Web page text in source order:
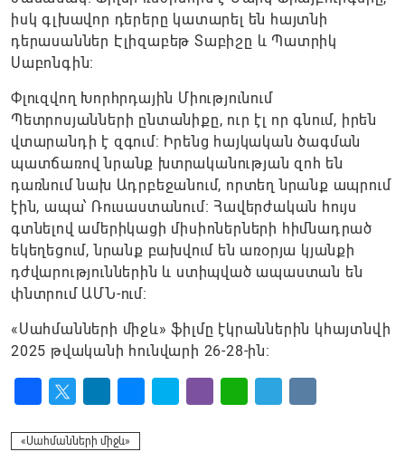
իսկ գլխավոր դերերը կատարել են հայտնի
դերասաններ Էլիզաբեթ Տաբիշը և Պատրիկ
Սաբոնգին։
Փլուզվող Խորհրդային Միությունում
Պետրոսյանների ընտանիքը, ուր էլ որ գնում, իրեն
վտարանդի է զգում: Իրենց հայկական ծագման
պատճառով նրանք խտրականության զոհ են
դառնում նախ Ադրբեջանում, որտեղ նրանք ապրում
էին, ապա՝ Ռուսաստանում։ Հավերժական հույս
գտնելով ամերիկացի միսիոներների հիմնադրած
եկեղեցում, նրանք բախվում են առօրյա կյանքի
դժվարություններին և ստիպված ապաստան են
փնտրում ԱՄՆ-ում:
«Սահմանների միջև» ֆիլմը էկրաններին կհայտնվի
2025 թվականի հունվարի 26-28-ին։
«Սահմանների միջև»